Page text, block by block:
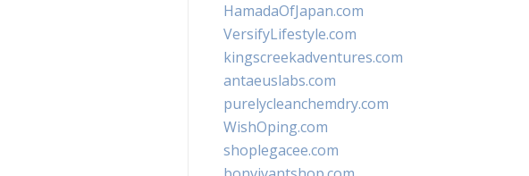
HamadaOfJapan.com
VersifyLifestyle.com
kingscreekadventures.com
antaeuslabs.com
purelycleanchemdry.com
WishOping.com
shoplegacee.com